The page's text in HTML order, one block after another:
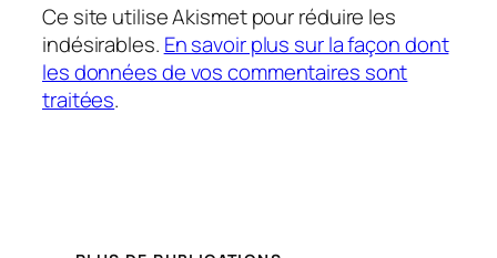
Ce site utilise Akismet pour réduire les
indésirables. En savoir plus sur la façon dont
les données de vos commentaires sont
traitées.